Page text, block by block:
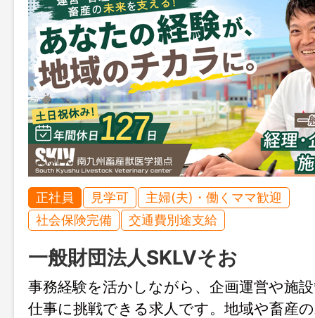
正社員 見学可
主婦(夫)・働くママ歓迎
社会保険完備
交通費別途支給
一般財団法人SKLVそお
事務経験を活かしながら、企画運営や施
仕事に挑戦できる求人です。地域や畜産